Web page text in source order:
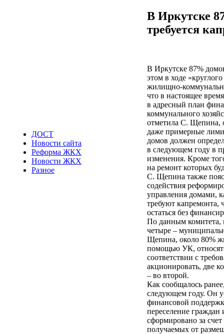
ДОСТ
Новости сайта
Реформа ЖКХ
Новости ЖКХ
Разное
В Иркутске
требуется
В Иркутске 87%
этом в ходе
жилищно-
что в настоящее
в адресный план
коммунального
отметила С. Щепина,
даже примерные
домов должен
в следующем году в
изменения. Кроме
на ремонт которых
С. Щепина также
содействия
управления домами,
требуют капремонта,
остаться без
По данным комитета,
четыре –
Щепина, около 80%
помощью УК,
соответствии с
акционировать, две
– во второй.
Как сообщалось
следующем году. Он
финансовой
переселение
сформировано за
получаемых от